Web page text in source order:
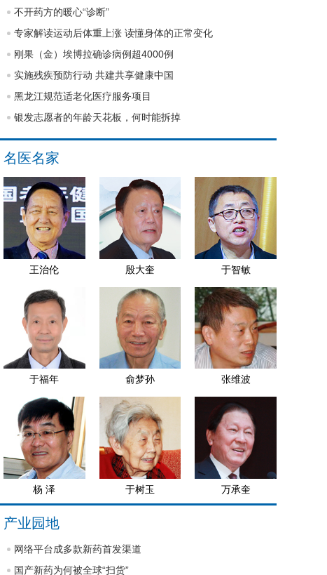
不开药方的暖心“诊断”
专家解读运动后体重上涨 读懂身体的正常变化
刚果（金）埃博拉确诊病例超4000例
实施残疾预防行动 共建共享健康中国
黑龙江规范适老化医疗服务项目
银发志愿者的年龄天花板，何时能拆掉
名医名家
王治伦 殷大奎 于智敏
于福年 俞梦孙 张维波
杨 泽 于树玉 万承奎
产业园地
网络平台成多款新药首发渠道
国产新药为何被全球“扫货”